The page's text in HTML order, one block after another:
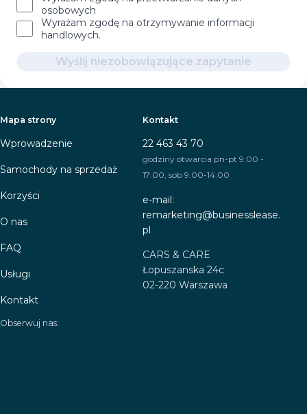
osobowych
Wyrażam zgodę na otrzymywanie informacji
handlowych.
Wyślij niezobowiązujące zapytanie
Mapa strony
Wprowadzenie
Samochody na sprzedaż
Korzyści
O nas
FAQ
Usługi
Kontakt
Kontakt
22 463 43 70
godziny otwarcia pn-pt 9:00 -
17:00, sob 9:00-14:00
e-mail:
remarketing@businesslease.
pl
CARS & CARE
Łopuszanska 24c
02-220 Warszawa
Obserwuj nas: